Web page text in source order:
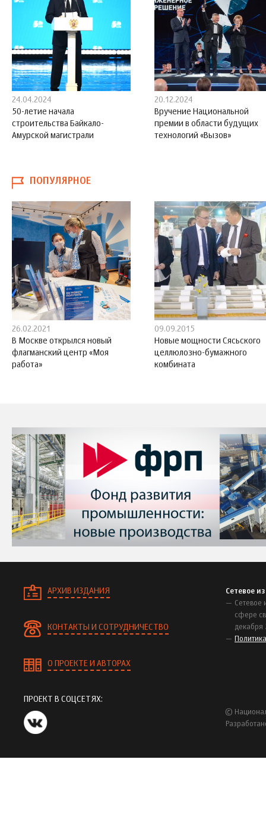
24.04.2024
50-летие начала
строительства Байкало-
Амурской магистрали
20.12.2024
Вручение Национальной
премии в области будущих
технологий «Вызов»
ПОПУЛЯРНОЕ
26.02.2021
В Москве открылся новый
флагманский центр «Моя
работа»
09.09.2015
Новые мощности Сясьского
целлюлозно-бумажного
комбината
АРХИВ ИЗДАНИЯ
КОНТАКТЫ И СОТРУДНИЧЕСТВО
О ПРОЕКТЕ И АВТОРАХ
Сетевое
Сетевое
сфере
декабря
ПРОЕКТ В СОЦСЕТЯХ:
©